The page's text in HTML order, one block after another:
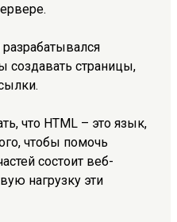
создавать страницы,
что HTML – это язык,
чтобы помочь
состоит веб-
нагрузку эти